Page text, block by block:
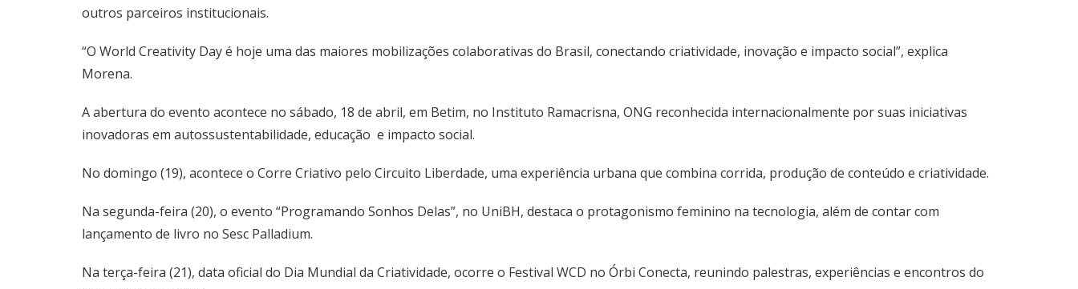
outros parceiros institucionais.
“O World Creativity Day é hoje uma das maiores mobilizações colaborativas do Brasil, conectando criatividade, inovação e impacto social”, explica
Morena.
A abertura do evento acontece no sábado, 18 de abril, em Betim, no Instituto Ramacrisna, ONG reconhecida internacionalmente por suas iniciativas
inovadoras em autossustentabilidade, educação e impacto social.
No domingo (19), acontece o Corre Criativo pelo Circuito Liberdade, uma experiência urbana que combina corrida, produção de conteúdo e criatividade.
Na segunda-feira (20), o evento “Programando Sonhos Delas”, no UniBH, destaca o protagonismo feminino na tecnologia, além de contar com
lançamento de livro no Sesc Palladium.
Na terça-feira (21), data oficial do Dia Mundial da Criatividade, ocorre o Festival WCD no Órbi Conecta, reunindo palestras, experiências e encontros do